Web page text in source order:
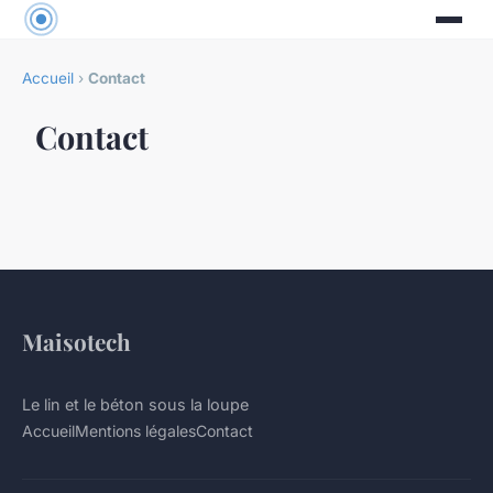
Accueil › Contact
Contact
Maisotech
Le lin et le béton sous la loupe
AccueilMentions légalesContact